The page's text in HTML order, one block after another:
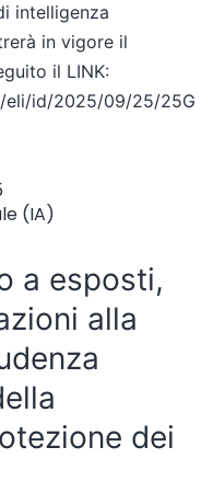
intelligenza
in vigore il
il LINK:
eli/id/2025/09/25/25G
(IA)
a esposti,
alla
dei